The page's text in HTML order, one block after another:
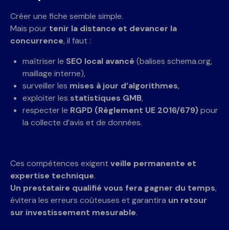
Créer une fiche semble simple.
Mais pour tenir la distance et devancer la
concurrence, il faut :
maîtriser le SEO local avancé (balises schema.org,
maillage interne),
surveiller les mises à jour d’algorithmes,
exploiter les statistiques GMB,
respecter le RGPD (Règlement UE 2016/679)pour
la collecte d’avis et de données.
Ces compétences exigent veille permanente et
expertise technique.
Un prestataire qualifié vous fera gagner du temps,
évitera les erreurs coûteuses et garantira un retour
sur investissement mesurable.